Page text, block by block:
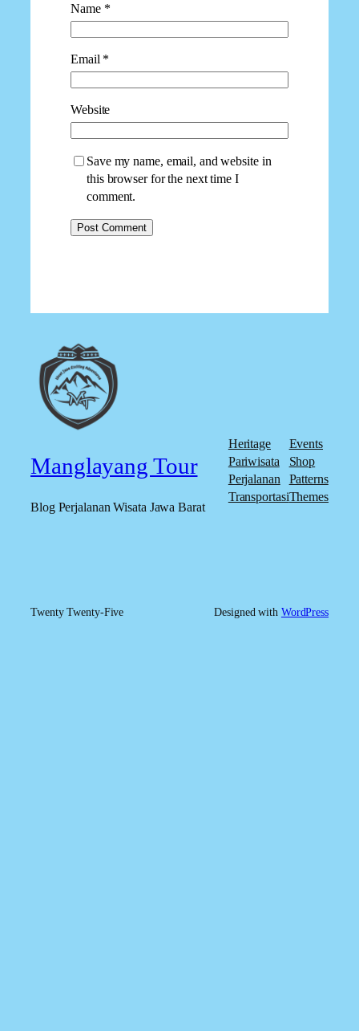
Name *
Email *
Website
Save my name, email, and website in
this browser for the next time I
comment.
Manglayang Tour
Blog Perjalanan Wisata Jawa Barat
Heritage
Pariwisata
Perjalanan
Transportasi
Events
Shop
Patterns
Themes
Twenty Twenty-Five Designed with WordPress